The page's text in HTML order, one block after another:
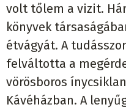
volt tőlem a vizit.
könyvek
étvágyát. A
felváltotta a
vörösboros
Kávéházban. A